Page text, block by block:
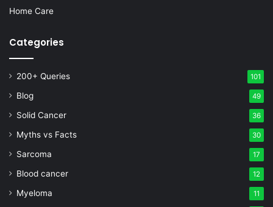
Home Care
Categories
200+ Queries 101
Blog 49
Solid Cancer 36
Myths vs Facts 30
Sarcoma 17
Blood cancer 12
Myeloma 11